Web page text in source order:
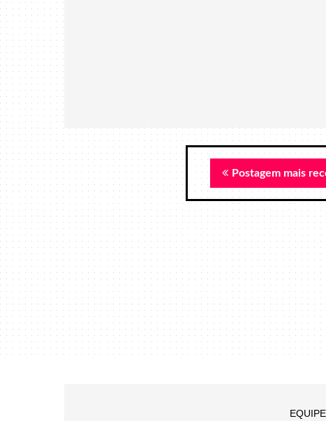
Postagem mais
EQUIPE